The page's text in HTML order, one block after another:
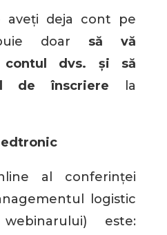
aveți deja cont pe
doar să vă
contul dvs. și să
de înscriere la
al conferinței
logistic
este: